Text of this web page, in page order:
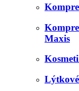
Maxis